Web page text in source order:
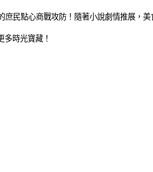
民點心商戰攻防！隨著小說劇情推展，美
時光寶藏！